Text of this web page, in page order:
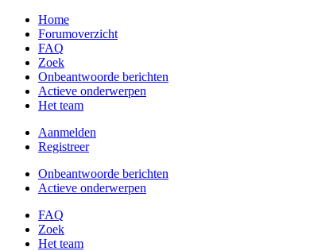
Home
Forumoverzicht
FAQ
Zoek
Onbeantwoorde berichten
Actieve onderwerpen
Het team
Aanmelden
Registreer
Onbeantwoorde berichten
Actieve onderwerpen
FAQ
Zoek
Het team